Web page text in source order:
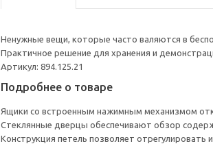
Ненужные вещи, которые часто валяются в
Практичное решение для хранения и
Артикул: 894.125.21
Подробнее о товаре
Ящики со встроенным нажимным механизмом
Стеклянные дверцы обеспечивают обзор
Конструкция петель позволяет отрегулировать